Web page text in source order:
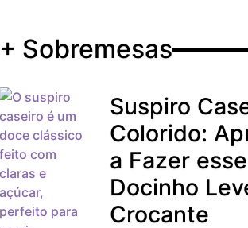
+ Sobremesas
Suspiro
Colorido:
a Fazer esse
Docinho
Crocante